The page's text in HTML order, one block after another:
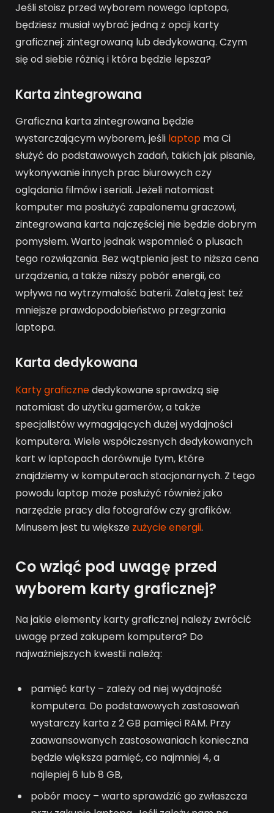
Jeśli stoisz przed wyborem nowego laptopa,
będziesz musiał wybrać jedną z opcji karty
graficznej: zintegrowaną lub dedykowaną. Czym
się od siebie różnią i która będzie lepsza?
Karta zintegrowana
Graficzna karta zintegrowana będzie
wystarczającym wyborem, jeśli laptop ma Ci
służyć do podstawowych zadań, takich jak pisanie,
wykonywanie innych prac biurowych czy
oglądania filmów i seriali. Jeżeli natomiast
komputer ma posłużyć zapalonemu graczowi,
zintegrowana karta najczęściej nie będzie dobrym
pomysłem. Warto jednak wspomnieć o plusach
tego rozwiązania. Bez wątpienia jest to niższa cena
urządzenia, a także niższy pobór energii, co
wpływa na wytrzymałość baterii. Zaletą jest też
mniejsze prawdopodobieństwo przegrzania
laptopa.
Karta dedykowana
Karty graficznededykowane sprawdzą się
natomiast do użytku gamerów, a także
specjalistów wymagających dużej wydajności
komputera. Wiele współczesnych dedykowanych
kart w laptopach dorównuje tym, które
znajdziemy w komputerach stacjonarnych. Z tego
powodu laptop może posłużyć również jako
narzędzie pracy dla fotografów czy grafików.
Minusem jest tu większe zużycie energii.
Co wziąć pod uwagę przed
wyborem karty graficznej?
Na jakie elementy karty graficznej należy zwrócić
uwagę przed zakupem komputera? Do
najważniejszych kwestii należą:
pamięć karty – zależy od niej wydajność
komputera. Do podstawowych zastosowań
wystarczy karta z 2 GB pamięci RAM. Przy
zaawansowanych zastosowaniach konieczna
będzie większa pamięć, co najmniej 4, a
najlepiej 6 lub 8 GB,
pobór mocy – warto sprawdzić go zwłaszcza